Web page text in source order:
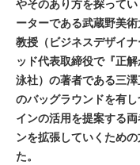
やそのあり方を探って
ーターである武蔵野美
教授（ビジネスデザイ
ッド代表取締役で『正
泳社）の著者である三
のバッグラウンドを有
インの活用を提案する
ンを拡張していくため
た。